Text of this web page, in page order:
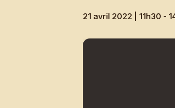
21 avril 2022 | 11h30 -